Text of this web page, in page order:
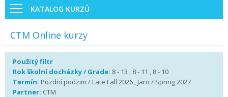
KATALOG KURZŮ
CTM Online kurzy
Použitý filtr
Rok školní docházky / Grade: 8 - 13 , 8 - 11 , 8 - 10
Termín: Pozdní podzim / Late Fall 2026 , Jaro / Spring 2027
Partner: CTM